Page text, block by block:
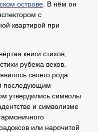
острове . В нём он
с
квартирой при
книги стихов,
рубежа веков.
своего рода
последующим
утвердились символы
и символизме
или нарочитой